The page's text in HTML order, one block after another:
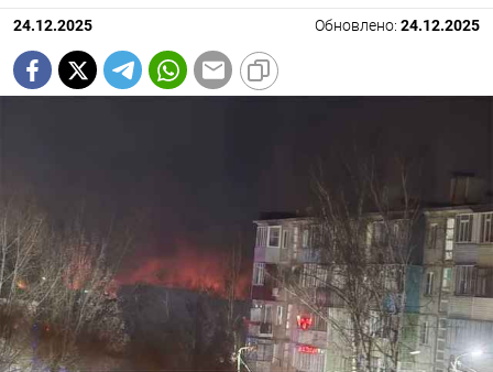
24.12.2025 Обновлено: 24.12.2025